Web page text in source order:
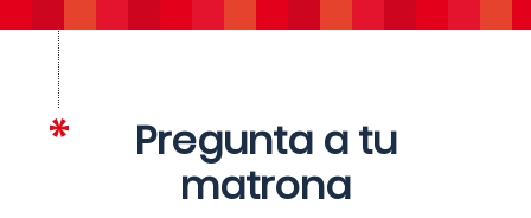
Pregunta a tu
matrona